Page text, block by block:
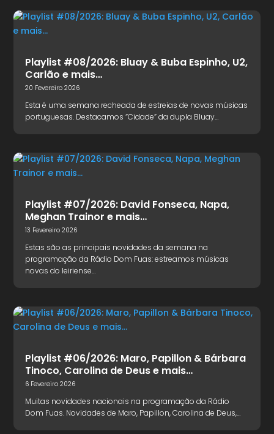
Playlist #08/2026: Bluay & Buba Espinho, U2,
Carlão e mais…
20 Fevereiro 2026
Esta é uma semana recheada de estreias de novas músicas
portuguesas. Destacamos “Cidade” da dupla Bluay…
Playlist #07/2026: David Fonseca, Napa,
Meghan Trainor e mais…
13 Fevereiro 2026
Estas são as principais novidades da semana na
programação da Rádio Dom Fuas: estreamos músicas
novas do leiriense…
Playlist #06/2026: Maro, Papillon & Bárbara
Tinoco, Carolina de Deus e mais…
6 Fevereiro 2026
Muitas novidades nacionais na programação da Rádio
Dom Fuas. Novidades de Maro, Papillon, Carolina de Deus,…